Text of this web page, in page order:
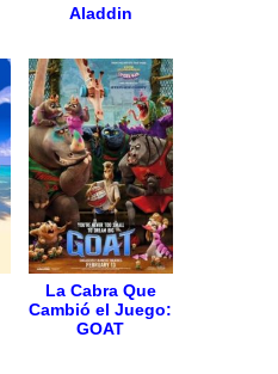
Aladdin
La Cabra Que
Cambió el Juego:
GOAT